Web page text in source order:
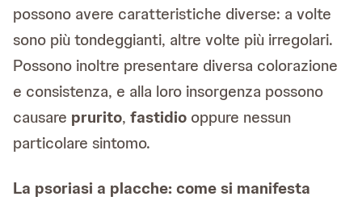
possono avere caratteristiche diverse: a volte
sono più tondeggianti, altre volte più irregolari.
Possono inoltre presentare diversa colorazione
e consistenza, e alla loro insorgenza possono
causare prurito, fastidio oppure nessun
particolare sintomo.
La psoriasi a placche: come si manifesta